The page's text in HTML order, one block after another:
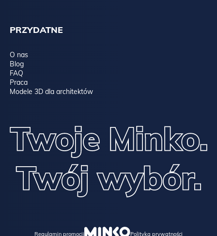
PRZYDATNE
O nas
Blog
FAQ
Praca
Modele 3D dla architektów
Regulamin promocji Polityka prywatności